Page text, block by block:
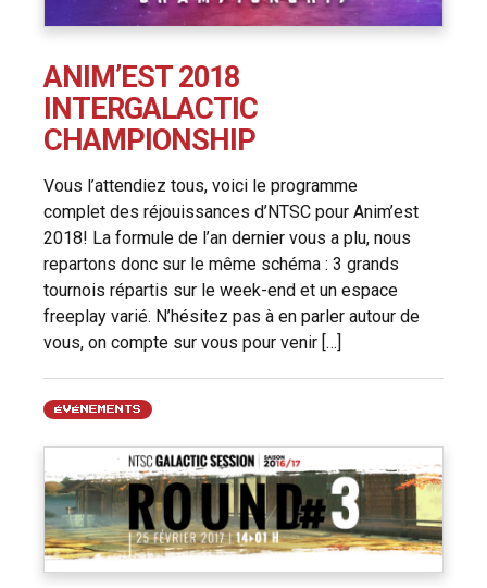
ANIM’EST 2018
INTERGALACTIC
CHAMPIONSHIP
Vous l’attendiez tous, voici le programme
complet des réjouissances d’NTSC pour Anim’est
2018! La formule de l’an dernier vous a plu, nous
repartons donc sur le même schéma : 3 grands
tournois répartis sur le week-end et un espace
freeplay varié. N’hésitez pas à en parler autour de
vous, on compte sur vous pour venir […]
ÉVÉNEMENTS